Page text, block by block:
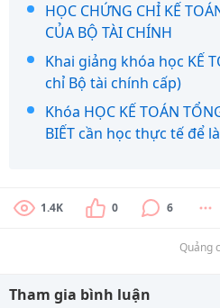
HỌC CHỨNG CHỈ KẾ
CỦA BỘ TÀI CHÍNH
Khai giảng khóa học KẾ
chỉ Bộ tài chính cấp)
Khóa HỌC KẾ TOÁN
BIẾT cần học thực tế để
1.4K 0 6
Quảng
Tham gia bình luận